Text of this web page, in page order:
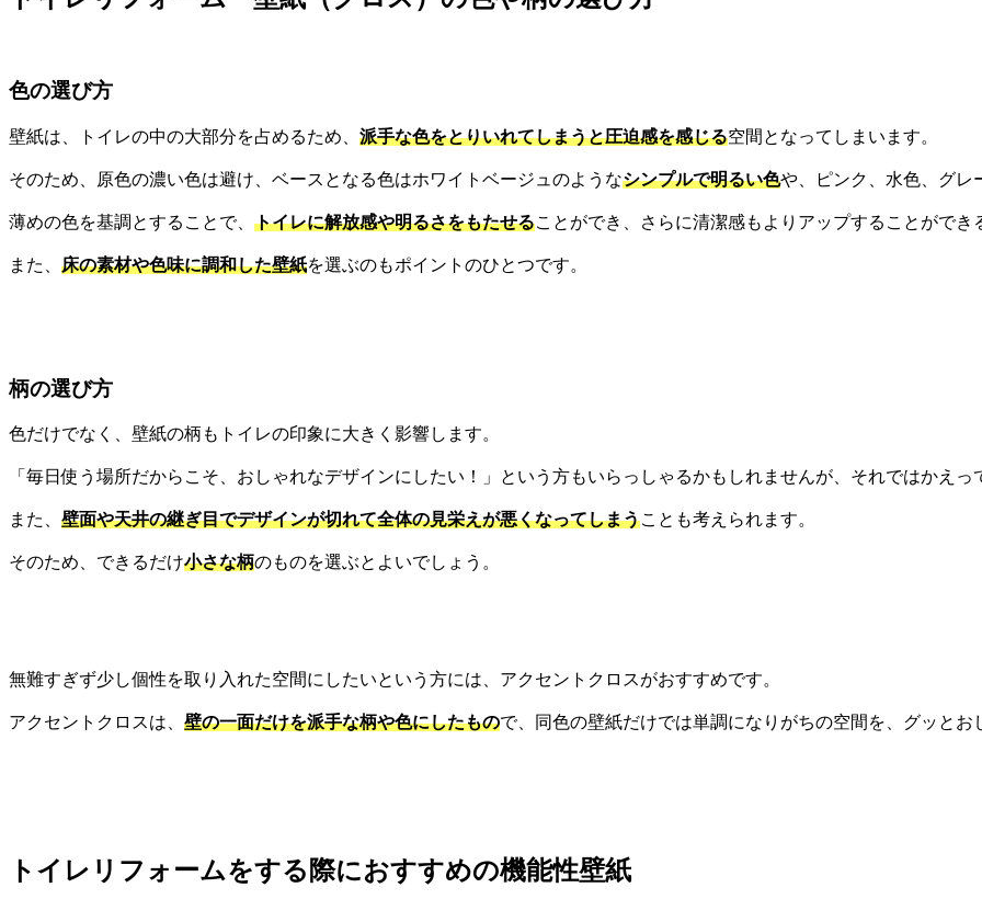
色の選び方
壁紙は、トイレの中の大部分を占めるため、 派手な色をとりいれてしまうと圧迫感を感じる空間となってしまいます。
そのため、原色の濃い色は避け、ベースとなる色はホワイトベージュのようなシンプルで明るい色や、ピンク、水色、グレ
薄めの色を基調とすることで、 トイレに解放感や明るさをもたせることができ、さらに清潔感もよりアップすることができ
また、 床の素材や色味に調和した壁紙を選ぶのもポイントのひとつです。
柄の選び方
色だけでなく、壁紙の柄もトイレの印象に大きく影響します。
「毎日使う場所だからこそ、おしゃれなデザインにしたい！」という方もいらっしゃるかもしれませんが、それではかえ
また、 壁面や天井の継ぎ目でデザインが切れて全体の見栄えが悪くなってしまうことも考えられます。
そのため、できるだけ小さな柄のものを選ぶとよいでしょう。
無難すぎず少し個性を取り入れた空間にしたいという方には、アクセントクロスがおすすめです。
アクセントクロスは、 壁の一面だけを派手な柄や色にしたもので、同色の壁紙だけでは単調になりがちの空間を、グッと
トイレリフォームをする際におすすめの機能性壁紙